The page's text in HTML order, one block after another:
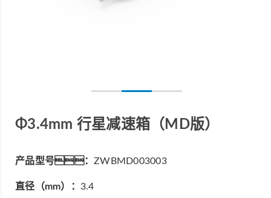
Φ3.4mm 行星减速箱（MD版）
产品型号：ZWBMD003003
直径（mm）： 3.4